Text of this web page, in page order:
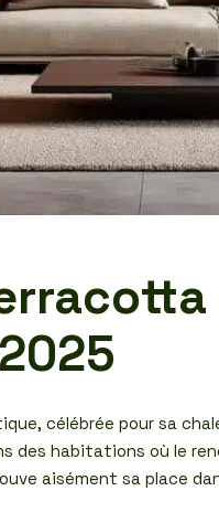
célébrée pour sa
habitations où le
aisément sa place